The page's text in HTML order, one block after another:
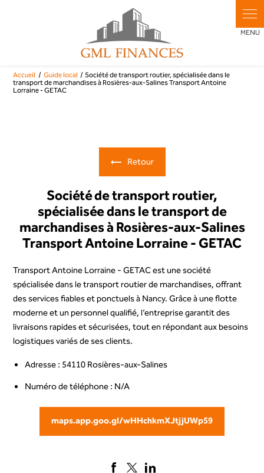
Accueil Guide local Société de transport routier, spécialisée dans le
transport de marchandises à Rosières-aux-Salines Transport Antoine
Lorraine - GETAC
Retour
Société de transport routier,
spécialisée dans le transport de
marchandises à Rosières-aux-Salines
Transport Antoine Lorraine - GETAC
Transport Antoine Lorraine - GETAC est une société
spécialisée dans le transport routier de marchandises, offrant
des services fiables et ponctuels à Nancy. Grâce à une flotte
moderne et un personnel qualifié, l’entreprise garantit des
livraisons rapides et sécurisées, tout en répondant aux besoins
logistiques variés de ses clients.
Adresse : 54110 Rosières-aux-Salines
Numéro de téléphone : N/A
maps.app.goo.gl/wHHchkmXJtjjUWp59